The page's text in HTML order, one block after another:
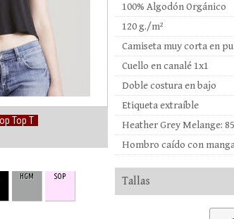
Top T
HGM SOP
100% Algodón Orgánico
120 g./m²
Camiseta muy corta en
Cuello en canalé 1x1
Doble costura en bajo
Etiqueta extraíble
Heather Grey Melange:
Hombro caído con
Tallas